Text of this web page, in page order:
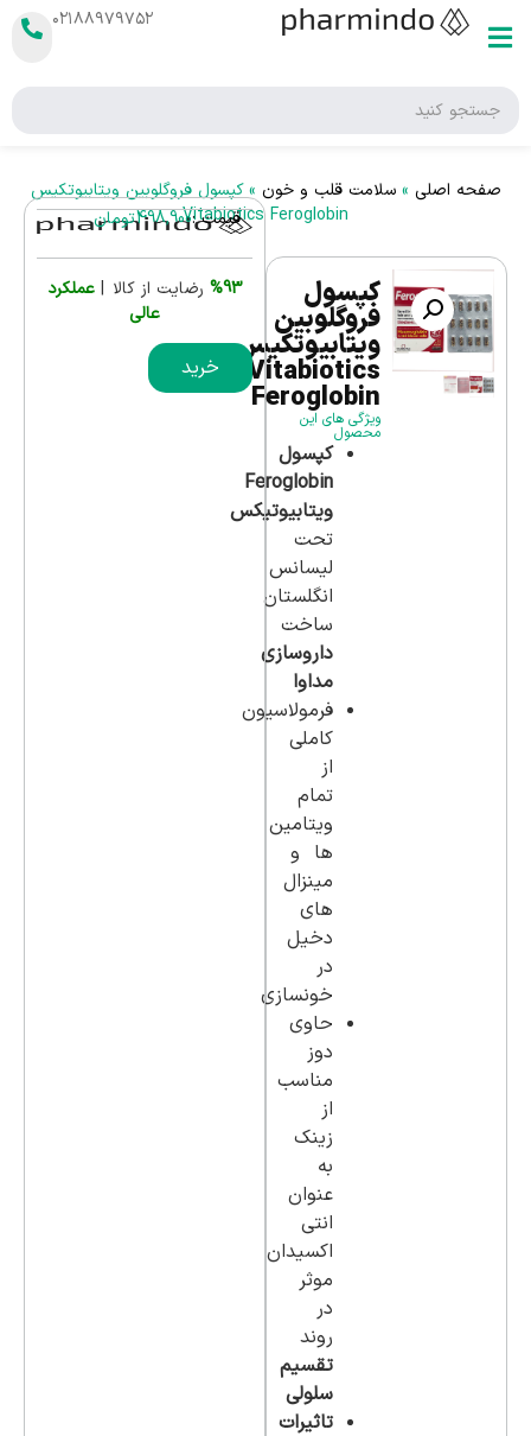
۰۲۱۸۸۹۷۹۷۵۲
صفحه اصلی »سلامت قلب و خون »کپسول فروگلوبین ویتابیوتکیس
Vitabiotics Feroglobin
کپسول
فروگلوبین
ویتابیوتکیس
Vitabiotics
Feroglobin
ویژگی های این
محصول
کپسول
Feroglobin
ویتابیوتیکس
تحت
لیسانس
انگلستان
ساخت
داروسازی
مداوا
فرمولاسیون
کاملی
از
تمام
ویتامین
ها و
مینزال
های
دخیل
در
خونسازی
حاوی
دوز
مناسب
از
زینک
به
عنوان
انتی
اکسیدان
موثر
در
روند
تقسیم
سلولی
تاثیرات
قیمت :498,900تومان
%93 رضایت از کالا | عملکرد
عالی
خرید